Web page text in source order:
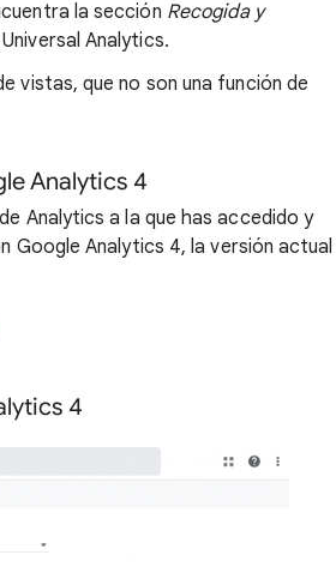
la sección Recogida y
Analytics.
vistas, que no son una función de
Analytics 4
Analytics a la que has accedido y
Google Analytics 4, la versión actual
4